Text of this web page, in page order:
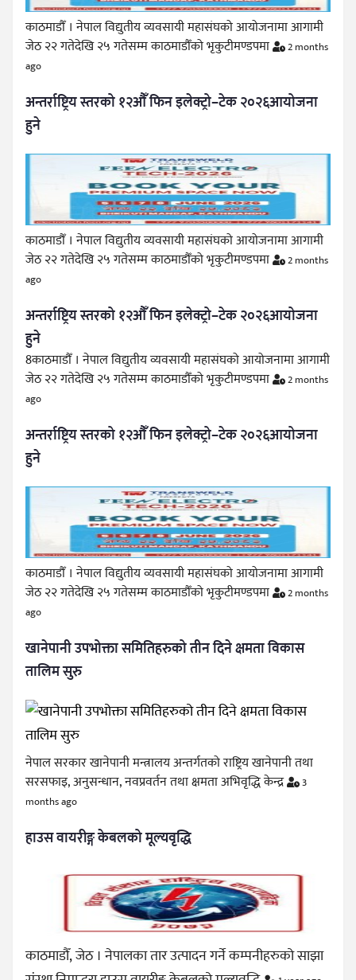
काठमाडौँ । नेपाल विद्युतीय व्यवसायी महासंघको आयोजनामा आगामी
जेठ २२ गतेदेखि २५ गतेसम्म काठमाडौँको भृकुटीमण्डपमा
2 months
ago
अन्तर्राष्ट्रिय स्तरको १२औँ फिन इलेक्ट्रो–टेक २०२६आयोजना
हुने
काठमाडौँ । नेपाल विद्युतीय व्यवसायी महासंघको आयोजनामा आगामी
जेठ २२ गतेदेखि २५ गतेसम्म काठमाडौँको भृकुटीमण्डपमा
2 months
ago
अन्तर्राष्ट्रिय स्तरको १२औँ फिन इलेक्ट्रो–टेक २०२६आयोजना
हुने
8काठमाडौँ । नेपाल विद्युतीय व्यवसायी महासंघको आयोजनामा आगामी
जेठ २२ गतेदेखि २५ गतेसम्म काठमाडौँको भृकुटीमण्डपमा
2 months
ago
अन्तर्राष्ट्रिय स्तरको १२औँ फिन इलेक्ट्रो–टेक २०२६आयोजना
हुने
काठमाडौँ । नेपाल विद्युतीय व्यवसायी महासंघको आयोजनामा आगामी
जेठ २२ गतेदेखि २५ गतेसम्म काठमाडौँको भृकुटीमण्डपमा
2 months
ago
खानेपानी उपभोक्ता समितिहरुको तीन दिने क्षमता विकास
तालिम सुरु
नेपाल सरकार खानेपानी मन्त्रालय अन्तर्गतको राष्ट्रिय खानेपानी तथा
सरसफाइ, अनुसन्धान, नवप्रवर्तन तथा क्षमता अभिवृद्धि केन्द्र
3
months ago
हाउस वायरीङ्ग केबलको मूल्यवृद्धि
काठमाडौँ, जेठ । नेपालका तार उत्पादन गर्ने कम्पनीहरुको साझा